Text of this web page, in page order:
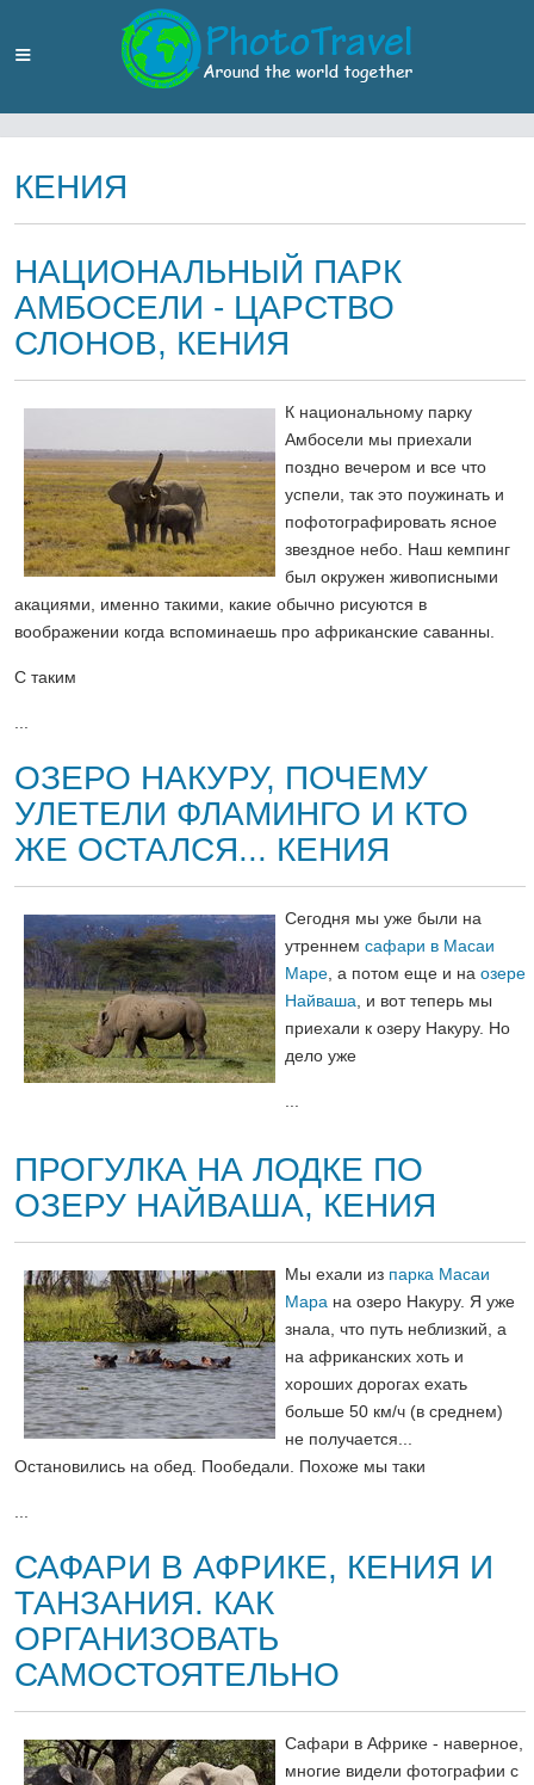
КЕНИЯ
НАЦИОНАЛЬНЫЙ ПАРК
АМБОСЕЛИ - ЦАРСТВО
СЛОНОВ, КЕНИЯ
К национальному парку
Амбосели мы приехали
поздно вечером и все что
успели, так это поужинать и
пофотографировать ясное
звездное небо. Наш кемпинг
был окружен живописными
акациями, именно такими, какие обычно рисуются в
воображении когда вспоминаешь про африканские саванны.
С таким
ОЗЕРО НАКУРУ, ПОЧЕМУ
УЛЕТЕЛИ ФЛАМИНГО И КТО
ЖЕ ОСТАЛСЯ... КЕНИЯ
Сегодня мы уже были на
утреннем сафари в Масаи
Маре , а потом еще и на озере
Найваша , и вот теперь мы
приехали к озеру Накуру. Но
дело уже
ПРОГУЛКА НА ЛОДКЕ ПО
ОЗЕРУ НАЙВАША, КЕНИЯ
Мы ехали из парка Масаи
Мара на озеро Накуру. Я уже
знала, что путь неблизкий, а
на африканских хоть и
хороших дорогах ехать
больше 50 км/ч (в среднем)
не получается...
Остановились на обед. Пообедали. Похоже мы таки
САФАРИ В АФРИКЕ, КЕНИЯ И
ТАНЗАНИЯ. КАК
ОРГАНИЗОВАТЬ
САМОСТОЯТЕЛЬНО
Сафари в Африке - наверное,
многие видели фотографии с